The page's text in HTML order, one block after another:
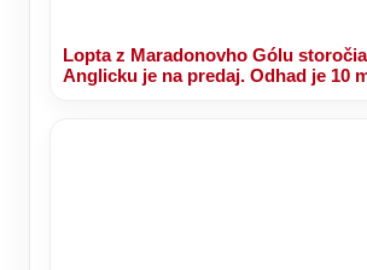
Lopta z Maradonovho Gólu
Anglicku je na predaj. Odhad je 10